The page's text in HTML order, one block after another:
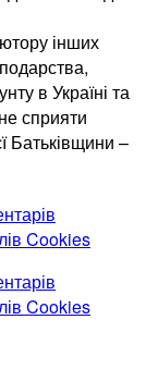
інших
в Україні та
сприяти
Батьківщини –
Cookies
Cookies